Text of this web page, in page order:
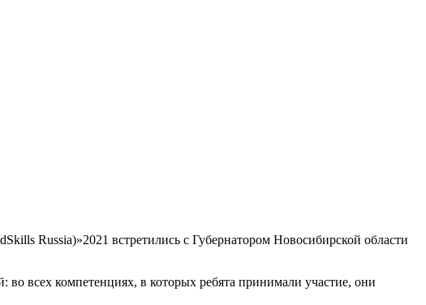
Russia)»2021 встретились с Губернатором Новосибирской области
всех компетенциях, в которых ребята принимали участие, они